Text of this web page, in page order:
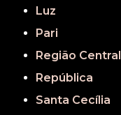
Luz
Pari
Região Central
República
Santa Cecília